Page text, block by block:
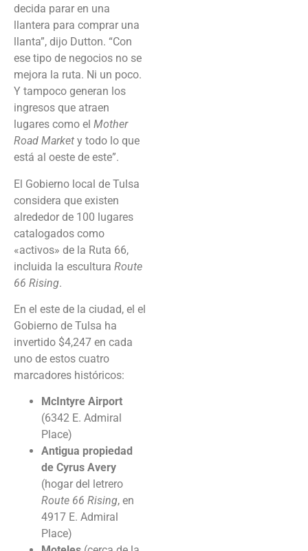
decida parar en una
llantera para comprar una
llanta”, dijo Dutton. “Con
ese tipo de negocios no se
mejora la ruta. Ni un poco.
Y tampoco generan los
ingresos que atraen
lugares como el Mother
Road Market y todo lo que
está al oeste de este”.
El Gobierno local de Tulsa
considera que existen
alrededor de 100 lugares
catalogados como
«activos» de la Ruta 66,
incluida la escultura Route
66 Rising.
En el este de la ciudad, el el
Gobierno de Tulsa ha
invertido $4,247 en cada
uno de estos cuatro
marcadores históricos:
McIntyre Airport
(6342 E. Admiral
Place)
Antigua propiedad
de Cyrus Avery
(hogar del letrero
Route 66 Rising, en
4917 E. Admiral
Place)